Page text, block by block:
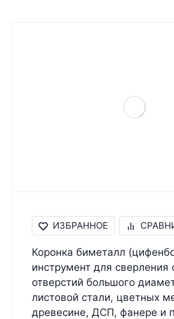
ИЗБРАННОЕ
Коронка биметалл
инструмент для сверления
отверстий большого
листовой стали, цветных
древесине, ДСП, фанере и